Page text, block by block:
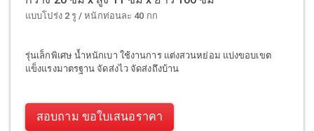
แบบโปร่ง 2 รู / หนักท่อนละ 40 กก
รุ่นเล็กพิเศษ น้ำหนักเบา ใช้งานการ แต่งสวนหย่อม แบ่งขอบเขต
แข็งแรงมาตรฐาน จัดส่งไว จัดส่งถึงบ้าน
สอบถาม ขอใบเสนอราคา